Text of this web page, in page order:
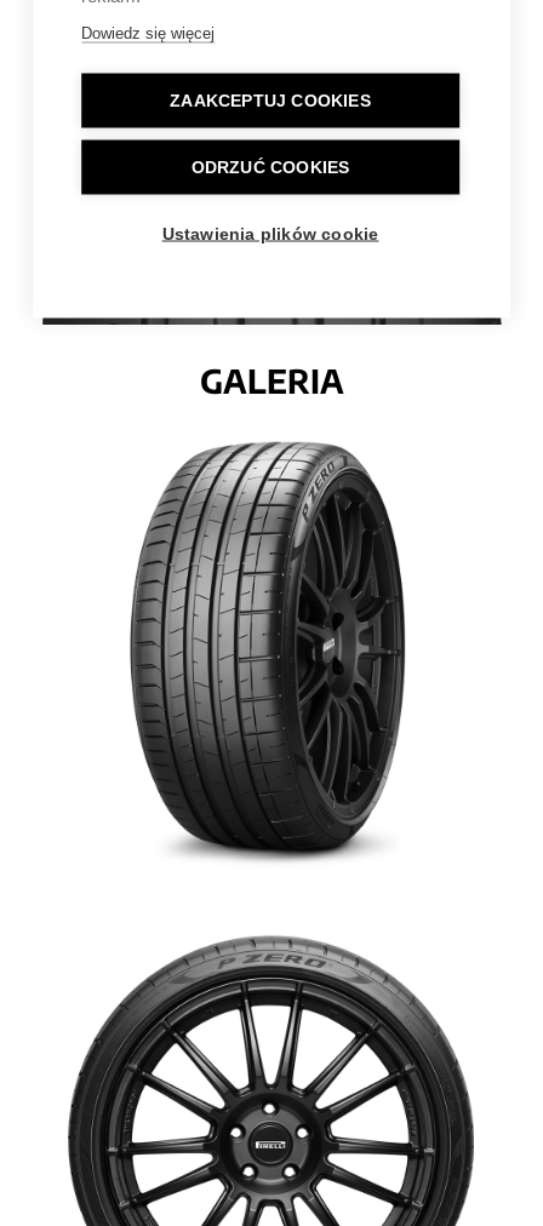
Dowiedz się więcej
ZAAKCEPTUJ COOKIES
ODRZUĆ COOKIES
Ustawienia plików cookie
KONSTRUKCJA
GALERIA